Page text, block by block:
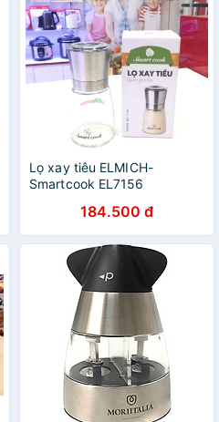
Lọ xay tiêu ELMICH-
Smartcook EL7156
184.500 đ